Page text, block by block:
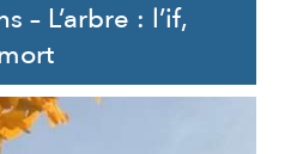
– L’arbre : l’if,